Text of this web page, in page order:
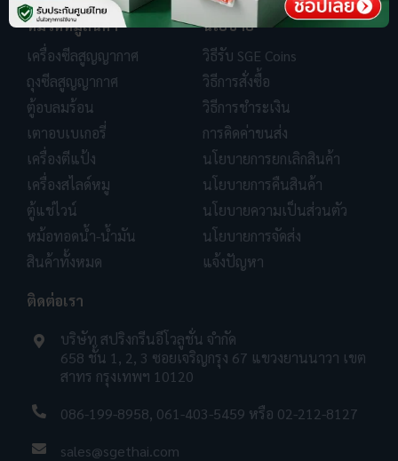
หมวดหมู่สินค้า
เครื่องซีลสูญญากาศ
ถุงซีลสูญญากาศ
ตู้อบลมร้อน
เตาอบเบเกอรี่
เครื่องตีแป้ง
เครื่องสไลด์หมู
ตู้แช่ไวน์
หม้อทอดน้ำ-น้ำมัน
สินค้าทั้งหมด
นโยบาย
วิธีรับ SGE Coins
วิธีการสั่งซื้อ
วิธีการชำระเงิน
การคิดค่าขนส่ง
นโยบายการยกเลิกสินค้า
นโยบายการคืนสินค้า
นโยบายความเป็นส่วนตัว
นโยบายการจัดส่ง
แจ้งปัญหา
ติดต่อเรา
บริษัท สปริงกรีนอีโวลูชั่น จำกัด
658 ชั้น 1, 2, 3 ซอยเจริญกรุง 67 แขวงยานนาวา เขต
สาทร กรุงเทพฯ 10120
086-199-8958, 061-403-5459 หรือ 02-212-8127
sales@sgethai.com